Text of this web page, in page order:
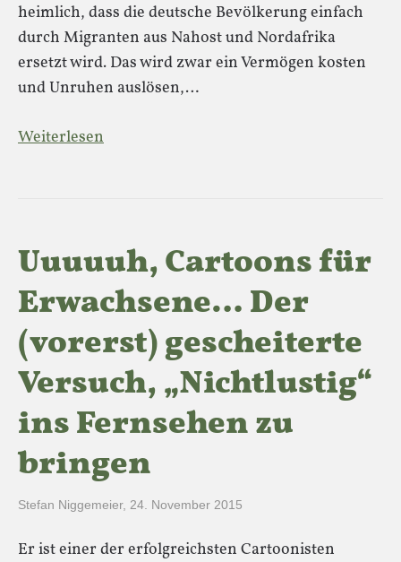
heimlich, dass die deutsche Bevölkerung einfach
durch Migranten aus Nahost und Nordafrika
ersetzt wird. Das wird zwar ein Vermögen kosten
und Unruhen auslösen,…
Weiterlesen
Uuuuuh, Cartoons für
Erwachsene… Der
(vorerst) gescheiterte
Versuch, „Nichtlustig“
ins Fernsehen zu
bringen
Stefan Niggemeier, 24. November 2015
Er ist einer der erfolgreichsten Cartoonisten